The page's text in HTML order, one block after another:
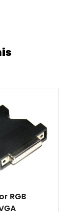
RGB